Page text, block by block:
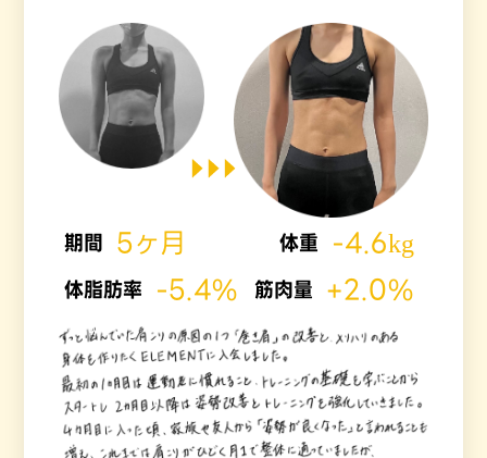
期間 5ヶ月 体重 -4.6kg
体脂肪率 -5.4% 筋肉量 +2.0%